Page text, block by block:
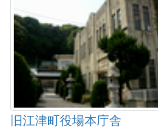
旧江津町役場本庁舎